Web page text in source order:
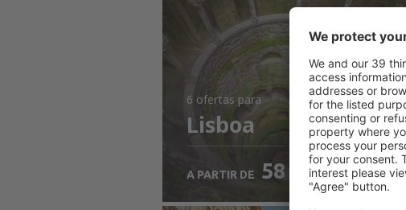
6 ofertas para
Lisboa
A PARTIR DE 58 EUR